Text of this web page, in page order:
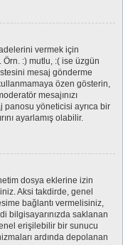
vermek için
Örn. :) mutlu, :( ise üzgün
mesaj gönderme
özen gösterin,
mesajınızı
yöneticisi ayrıca bir
ayarlamış olabilir.
dosya eklerine izin
Aksi takdirde, genel
bağlantı vermelisiniz,
bilgisayarınızda saklanan
erişilebilir bir sunucu
ardında depolanan